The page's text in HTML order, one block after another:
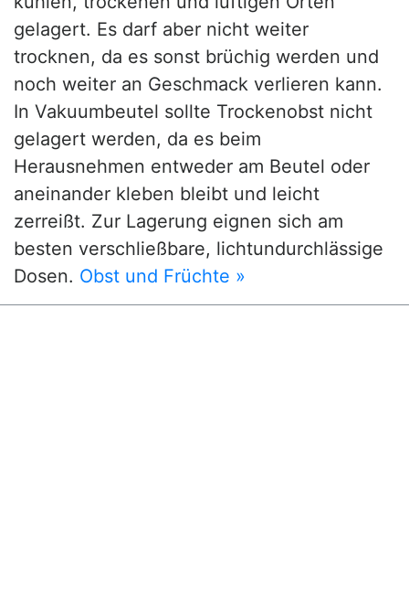
gelagert. Es darf aber nicht weiter
trocknen, da es sonst brüchig werden und
noch weiter an Geschmack verlieren kann.
In Vakuumbeutel sollte Trockenobst nicht
gelagert werden, da es beim
Herausnehmen entweder am Beutel oder
aneinander kleben bleibt und leicht
zerreißt. Zur Lagerung eignen sich am
besten verschließbare, lichtundurchlässige
Dosen. Obst und Früchte »